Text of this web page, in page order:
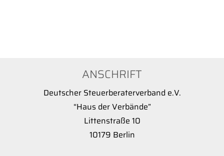
ANSCHRIFT
Deutscher Steuerberaterverband e.V.
“Haus der Verbände”
Littenstraße 10
10179 Berlin